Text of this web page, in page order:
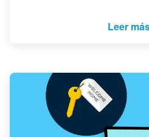
Leer